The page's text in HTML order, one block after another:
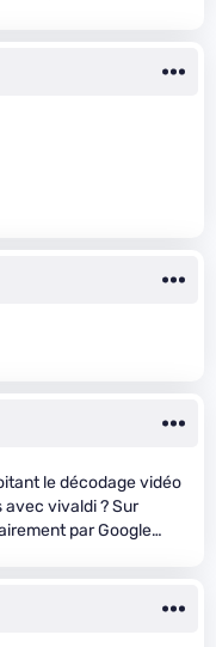
le décodage vidéo
vivaldi ? Sur
par Google…